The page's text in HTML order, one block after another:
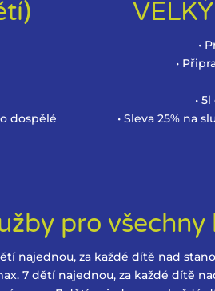
dospělé
•
•
•
• Sleva 25% na
pro všechny
najednou, za každé dítě nad
7 dětí najednou, za každé dítě